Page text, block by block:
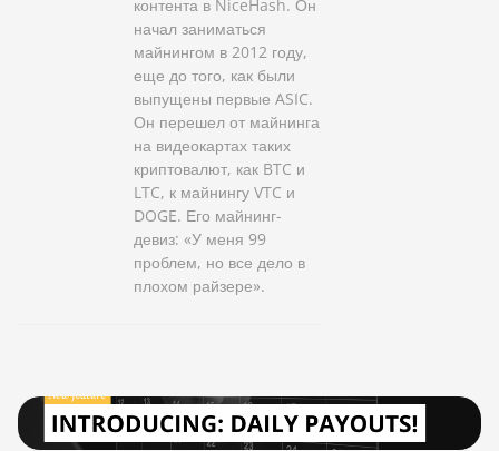
контента в NiceHash. Он
начал заниматься
майнингом в 2012 году,
еще до того, как были
выпущены первые ASIC.
Он перешел от майнинга
на видеокартах таких
криптовалют, как BTC и
LTC, к майнингу VTC и
DOGE. Его майнинг-
девиз: «У меня 99
проблем, но все дело в
плохом райзере».